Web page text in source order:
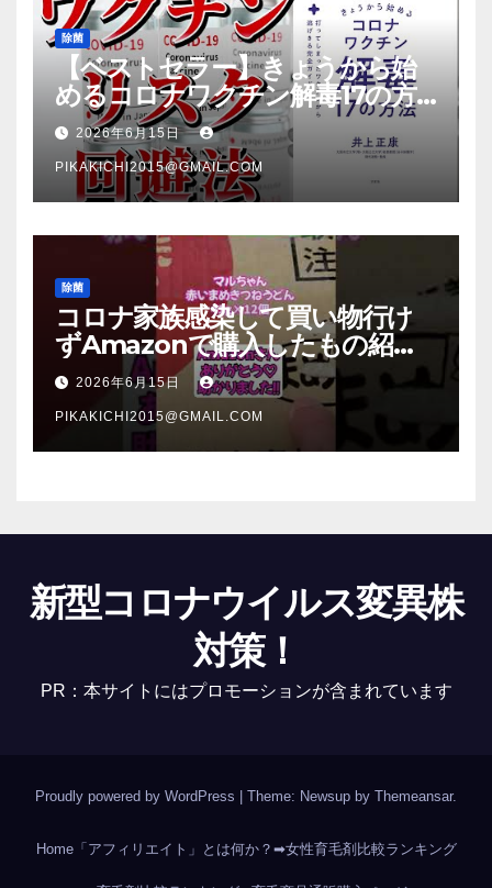
除菌
【ベストセラー】きょうから始
めるコロナワクチン解毒17の方
法【本要約】
2026年6月15日
PIKAKICHI2015@GMAIL.COM
除菌
コロナ家族感染して買い物行け
ずAmazonで購入したもの紹
介 #Shorts
2026年6月15日
PIKAKICHI2015@GMAIL.COM
新型コロナウイルス変異株
対策！
PR：本サイトにはプロモーションが含まれています
Proudly powered by WordPress Theme: Newsup by Themeansar.
Home「アフィリエイト」とは何か？ ➡女性育毛剤比較ランキング